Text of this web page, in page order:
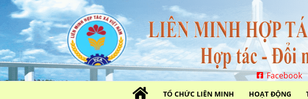
Nhảy
tới
dung
Facebook
TỔ CHỨC LIÊN MINH HOẠT ĐỘNG